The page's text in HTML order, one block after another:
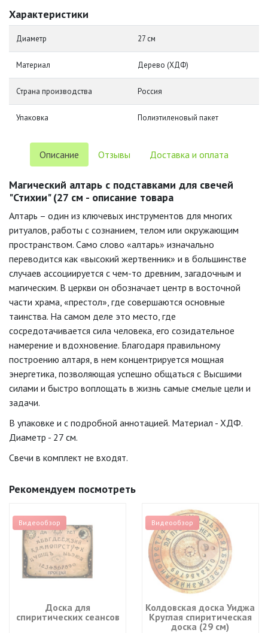
Характеристики
Диаметр 27 см
Материал Дерево (ХДФ)
Страна производства Россия
Упаковка Полиэтиленовый пакет
Описание Отзывы Доставка и оплата
Магический алтарь с подставками для свечей
"Стихии" (27 см - описание товара
Алтарь – один из ключевых инструментов для многих
ритуалов, работы с сознанием, телом или окружающим
пространством. Само слово «алтарь» изначально
переводится как «высокий жертвенник» и в большинстве
случаев ассоциируется с чем-то древним, загадочным и
магическим. В церкви он обозначает центр в восточной
части храма, «престол», где совершаются основные
таинства. На самом деле это место, где
сосредотачивается сила человека, его созидательное
намерение и вдохновение. Благодаря правильному
построению алтаря, в нем концентрируется мощная
энергетика, позволяющая успешно общаться с Высшими
силами и быстро воплощать в жизнь самые смелые цели и
задачи.
В упаковке и с подробной аннотацией. Материал - ХДФ.
Диаметр - 27 см.
Свечи в комплект не входят.
Рекомендуем посмотреть
Видеообзор
Доска для
спиритических сеансов
Видеообзор
Колдовская доска Уиджа
Круглая спиритическая
доска (29 см)